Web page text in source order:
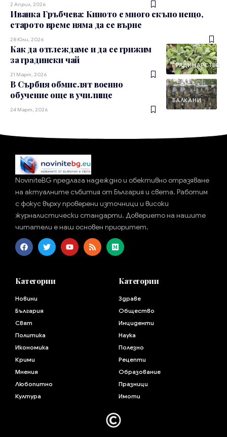
2 Април, 2026
Иванка Гръбчева: Киното е много скъпо нещо,
старото време няма да се върне
28 Юли, 2026
ГРАДИНАРСТВО
Как да отглеждаме и да се грижим
за градински чай
21 Март, 2026
БАЛКАНИ
В Сърбия обмислят военно
обучение още в училище
24 Март, 2026
NoviniteBG предлага надеждно и обективно отразяване
на актуалните събития от България и света. Работим
с фокус върху проверени източници и високи
журналистически стандарти. Доверието на нашите
читатели е наш основен приоритет.
Категории
Новини
България
Свят
Политика
Икономика
Крими
Мнения
Любопитно
Култура
Категории
Здраве
Общество
Инциденти
Наука
Полезно
Рецепти
Образование
Празници
Имоти